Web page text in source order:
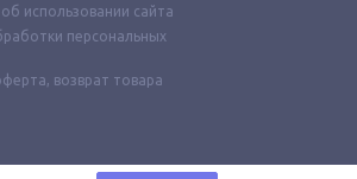
использовании сайта
персональных
возврат товара